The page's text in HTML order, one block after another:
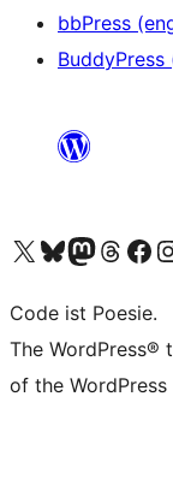
bbPress
BuddyPress
Unser X-Konto (früher Twitter) besuchen
Unser Bluesky-Konto besuchen
Unser Mastodon-Konto
Unser Threads-
Unsere
Code ist Poesie.
The WordPress®
of the WordPress